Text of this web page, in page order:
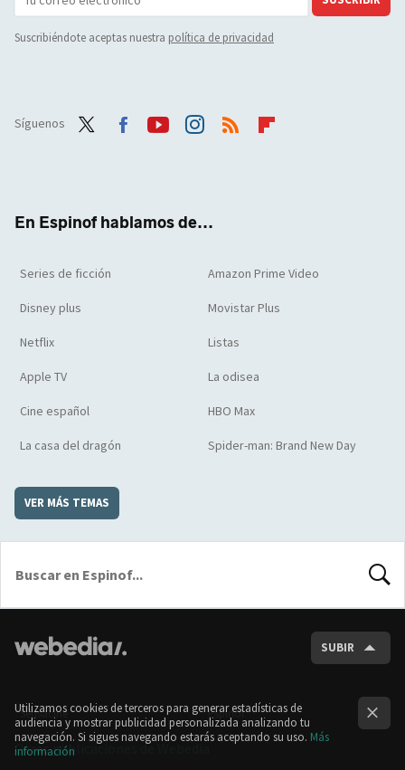
Suscribiéndote aceptas nuestra política de privacidad
Síguenos
En Espinof hablamos de...
Series de ficción Amazon Prime Video
Disney plus Movistar Plus
Netflix Listas
Apple TV La odisea
Cine español HBO Max
La casa del dragón Spider-man: Brand New Day
VER MÁS TEMAS
SUBIR
Sensacine Espinof
Otras publicaciones de Webedia
Utilizamos cookies de terceros para generar estadísticas de
audiencia y mostrar publicidad personalizada analizando tu
navegación. Si sigues navegando estarás aceptando su uso. Más
información